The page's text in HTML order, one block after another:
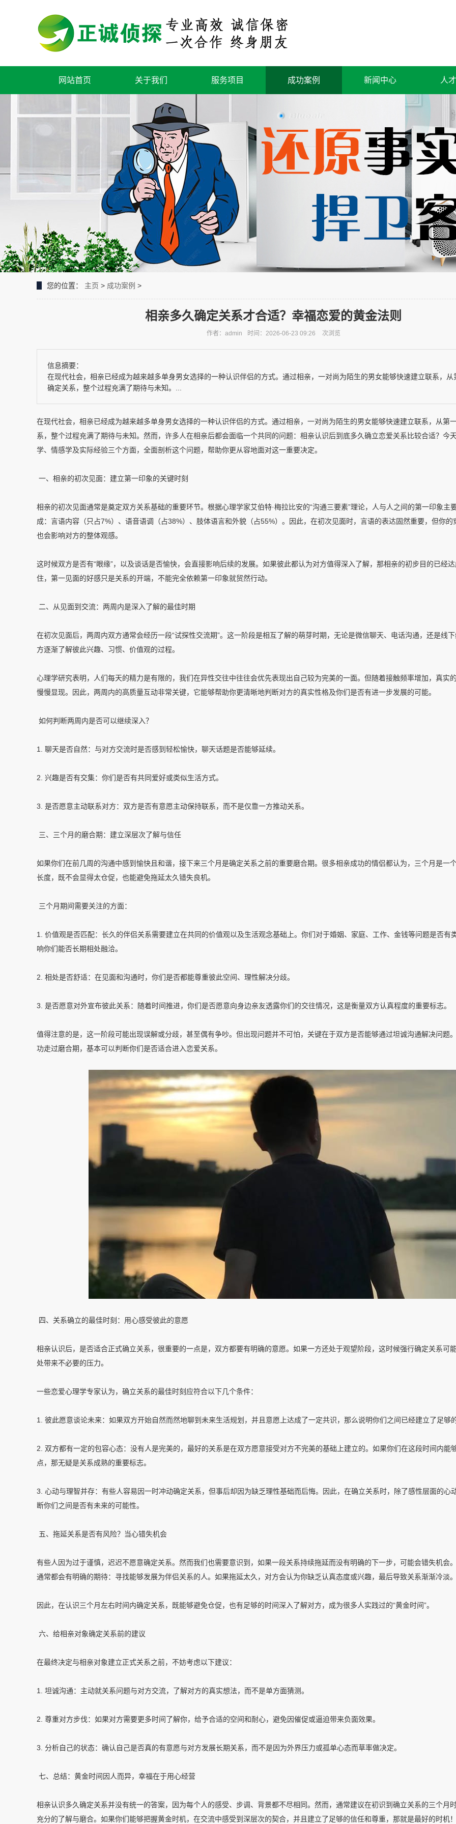
网站首页 关于我们 服务项目 成功案例 新闻中心 人
您的位置： 主页 > 成功案例 >
相亲多久确定关系才合适？幸福恋爱的黄金法则
作者：admin 时间：2026-06-23 09:26 次浏览
信息摘要：
在现代社会，相亲已经成为越来越多单身男女选择的一种认识伴侣的方式。通过相亲，一对尚为陌生的男女能够快速建立联系，从
确定关系，整个过程充满了期待与未知。...
在现代社会，相亲已经成为越来越多单身男女选择的一种认识伴侣的方式。通过相亲，一对尚为陌生的男女能够快速建立联系，从第
系，整个过程充满了期待与未知。然而，许多人在相亲后都会面临一个共同的问题：相亲认识后到底多久确立恋爱关系比较合适？今
学、情感学及实际经验三个方面，全面剖析这个问题，帮助你更从容地面对这一重要决定。
一、相亲的初次见面：建立第一印象的关键时刻
相亲的初次见面通常是奠定双方关系基础的重要环节。根据心理学家艾伯特·梅拉比安的“沟通三要素”理论，人与人之间的第一印象主
成：言语内容（只占7%）、语音语调（占38%）、肢体语言和外貌（占55%）。因此，在初次见面时，言语的表达固然重要，但你的
也会影响对方的整体观感。
这时候双方是否有“眼缘”，以及谈话是否愉快，会直接影响后续的发展。如果彼此都认为对方值得深入了解，那相亲的初步目的已经
住，第一见面的好感只是关系的开端，不能完全依赖第一印象就贸然行动。
二、从见面到交流：两周内是深入了解的最佳时期
在初次见面后，两周内双方通常会经历一段“试探性交流期”。这一阶段是相互了解的萌芽时期，无论是微信聊天、电话沟通，还是线
方逐渐了解彼此兴趣、习惯、价值观的过程。
心理学研究表明，人们每天的精力是有限的，我们在异性交往中往往会优先表现出自己较为完美的一面。但随着接触频率增加，真实
慢慢显现。因此，两周内的高质量互动非常关键，它能够帮助你更清晰地判断对方的真实性格及你们是否有进一步发展的可能。
如何判断两周内是否可以继续深入？
1. 聊天是否自然：与对方交流时是否感到轻松愉快，聊天话题是否能够延续。
2. 兴趣是否有交集：你们是否有共同爱好或类似生活方式。
3. 是否愿意主动联系对方：双方是否有意愿主动保持联系，而不是仅靠一方推动关系。
三、三个月的磨合期：建立深层次了解与信任
如果你们在前几周的沟通中感到愉快且和谐，接下来三个月是确定关系之前的重要磨合期。很多相亲成功的情侣都认为，三个月是一
长度，既不会显得太仓促，也能避免拖延太久错失良机。
三个月期间需要关注的方面：
1. 价值观是否匹配：长久的伴侣关系需要建立在共同的价值观以及生活观念基础上。你们对于婚姻、家庭、工作、金钱等问题是否有
响你们能否长期相处融洽。
2. 相处是否舒适：在见面和沟通时，你们是否都能尊重彼此空间、理性解决分歧。
3. 是否愿意对外宣布彼此关系：随着时间推进，你们是否愿意向身边亲友透露你们的交往情况，这是衡量双方认真程度的重要标志。
值得注意的是，这一阶段可能出现误解或分歧，甚至偶有争吵。但出现问题并不可怕，关键在于双方是否能够通过坦诚沟通解决问题
功走过磨合期，基本可以判断你们是否适合进入恋爱关系。
四、关系确立的最佳时刻：用心感受彼此的意愿
相亲认识后，是否适合正式确立关系，很重要的一点是，双方都要有明确的意愿。如果一方还处于观望阶段，这时候强行确定关系可
处带来不必要的压力。
一些恋爱心理学专家认为，确立关系的最佳时刻应符合以下几个条件：
1. 彼此愿意谈论未来：如果双方开始自然而然地聊到未来生活规划，并且意愿上达成了一定共识，那么说明你们之间已经建立了足够的
2. 双方都有一定的包容心态：没有人是完美的，最好的关系是在双方愿意接受对方不完美的基础上建立的。如果你们在这段时间内能
点，那无疑是关系成熟的重要标志。
3. 心动与理智并存：有些人容易因一时冲动确定关系，但事后却因为缺乏理性基础而后悔。因此，在确立关系时，除了感性层面的心
断你们之间是否有未来的可能性。
五、拖延关系是否有风险？当心错失机会
有些人因为过于谨慎，迟迟不愿意确定关系。然而我们也需要意识到，如果一段关系持续拖延而没有明确的下一步，可能会错失机会
通常都会有明确的期待：寻找能够发展为伴侣关系的人。如果拖延太久，对方会认为你缺乏认真态度或兴趣，最后导致关系渐渐冷淡。
因此，在认识三个月左右时间内确定关系，既能够避免仓促，也有足够的时间深入了解对方，成为很多人实践过的“黄金时间”。
六、给相亲对象确定关系前的建议
在最终决定与相亲对象建立正式关系之前，不妨考虑以下建议：
1. 坦诚沟通：主动就关系问题与对方交流，了解对方的真实想法，而不是单方面猜测。
2. 尊重对方步伐：如果对方需要更多时间了解你，给予合适的空间和耐心，避免因催促或逼迫带来负面效果。
3. 分析自己的状态：确认自己是否真的有意愿与对方发展长期关系，而不是因为外界压力或孤单心态而草率做决定。
七、总结：黄金时间因人而异，幸福在于用心经营
相亲认识多久确定关系并没有统一的答案，因为每个人的感受、步调、背景都不尽相同。然而，通常建议在初识到确立关系的三个月
充分的了解与磨合。如果你们能够把握黄金时机，在交流中感受到深层次的契合，并且建立了足够的信任和尊重，那就是最好的时机！